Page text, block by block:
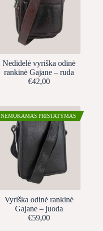
Nedidelė vyriška odinė
rankinė Gajane – ruda
€42,00
NEMOKAMAS PRISTATYMAS
Vyriška odinė rankinė
Gajane – juoda
€59,00